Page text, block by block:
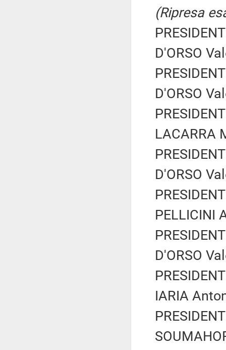
(Ripresa
D'ORSO
D'ORSO
LACARRA
D'ORSO
PELLICINI
D'ORSO
IARIA